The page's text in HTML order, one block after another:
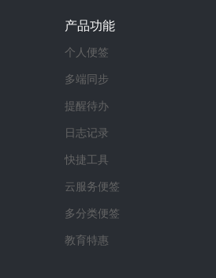
产品功能
个人便签
多端同步
提醒待办
日志记录
快捷工具
云服务便签
多分类便签
教育特惠